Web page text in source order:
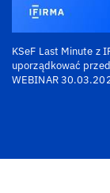
KSeF Last Minute z
uporządkować
WEBINAR